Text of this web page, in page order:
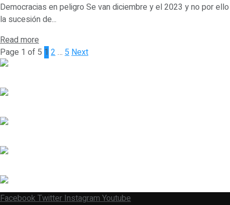
Democracias en peligro Se van diciembre y el 2023 y no por ello
la sucesión de...
Read more
Page 1 of 5 1 2 … 5 Next
FacebookTwitter Instagram Youtube